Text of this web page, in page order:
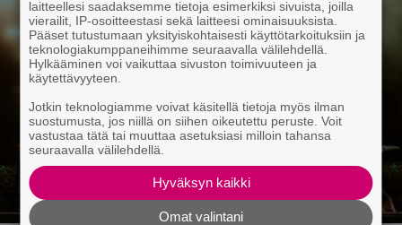
laitteellesi saadaksemme tietoja esimerkiksi sivuista, joilla
vierailit, IP-osoitteestasi sekä laitteesi ominaisuuksista.
Pääset tutustumaan yksityiskohtaisesti käyttötarkoituksiin ja
teknologiakumppaneihimme seuraavalla välilehdellä.
Hylkääminen voi vaikuttaa sivuston toimivuuteen ja
käytettävyyteen.
Jotkin teknologiamme voivat käsitellä tietoja myös ilman
suostumusta, jos niillä on siihen oikeutettu peruste. Voit
vastustaa tätä tai muuttaa asetuksiasi milloin tahansa
seuraavalla välilehdellä.
Hyväksyn kaikki
Omat valintani